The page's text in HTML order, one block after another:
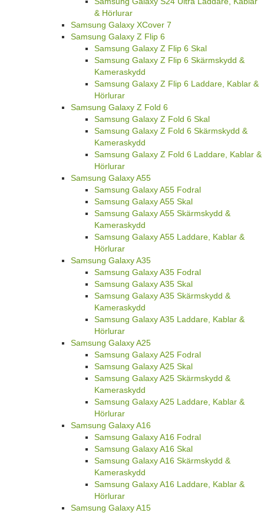
& Hörlurar
Samsung Galaxy XCover 7
Samsung Galaxy Z Flip 6
Samsung Galaxy Z Flip 6 Skal
Samsung Galaxy Z Flip 6 Skärmskydd &
Kameraskydd
Samsung Galaxy Z Flip 6 Laddare, Kablar &
Hörlurar
Samsung Galaxy Z Fold 6
Samsung Galaxy Z Fold 6 Skal
Samsung Galaxy Z Fold 6 Skärmskydd &
Kameraskydd
Samsung Galaxy Z Fold 6 Laddare, Kablar &
Hörlurar
Samsung Galaxy A55
Samsung Galaxy A55 Fodral
Samsung Galaxy A55 Skal
Samsung Galaxy A55 Skärmskydd &
Kameraskydd
Samsung Galaxy A55 Laddare, Kablar &
Hörlurar
Samsung Galaxy A35
Samsung Galaxy A35 Fodral
Samsung Galaxy A35 Skal
Samsung Galaxy A35 Skärmskydd &
Kameraskydd
Samsung Galaxy A35 Laddare, Kablar &
Hörlurar
Samsung Galaxy A25
Samsung Galaxy A25 Fodral
Samsung Galaxy A25 Skal
Samsung Galaxy A25 Skärmskydd &
Kameraskydd
Samsung Galaxy A25 Laddare, Kablar &
Hörlurar
Samsung Galaxy A16
Samsung Galaxy A16 Fodral
Samsung Galaxy A16 Skal
Samsung Galaxy A16 Skärmskydd &
Kameraskydd
Samsung Galaxy A16 Laddare, Kablar &
Hörlurar
Samsung Galaxy A15